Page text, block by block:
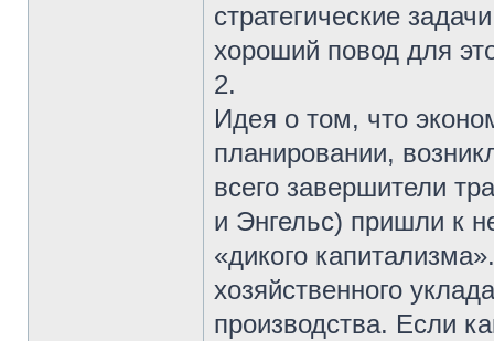
стратегические
хороший повод для
2.
Идея о том, что
планировании,
всего завершители
и Энгельс) пришли к
«дикого
хозяйственного
производства. Если